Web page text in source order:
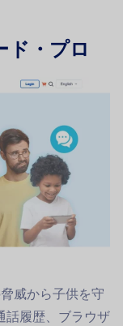
ド・プロ
威から子供を守
話履歴、ブラウザ